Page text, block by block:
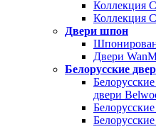
Коллекция
Коллекция
Двери шпон
Двери
Белорусские
двери